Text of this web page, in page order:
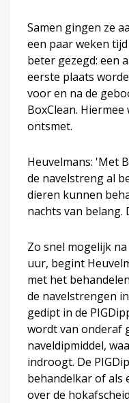
Samen gingen ze
een paar weken
beter gezegd: een
eerste plaats
voor en na de
BoxClean.
ontsmet.
Heuvelmans: 'Met
de navelstreng al
dieren kunnen
nachts van belang.
Zo snel mogelijk
uur, begint
met het
de navelstrengen
gedipt in de
wordt van onderaf
naveldipmiddel,
indroogt. De
behandelkar of als
over de